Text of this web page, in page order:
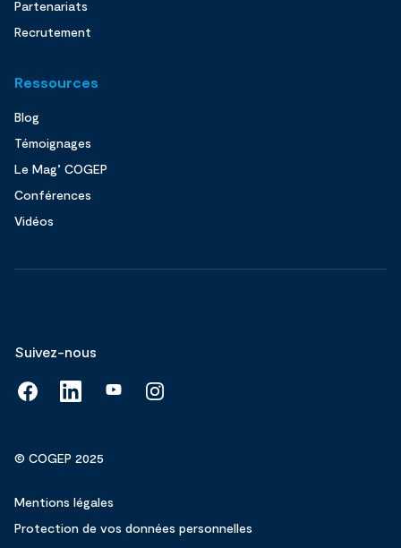
Partenariats
Recrutement
Ressources
Blog
Témoignages
Le Mag’ COGEP
Conférences
Vidéos
Suivez-nous
© COGEP 2025
Mentions légales
Protection de vos données personnelles